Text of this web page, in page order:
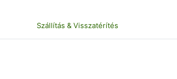
Szállítás & Visszatérítés